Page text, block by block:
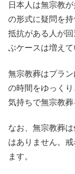
日本人は無宗教
の形式に疑問を
抵抗がある人が
ぶケースは増えて
無宗教葬はプラ
の時間をゆっく
気持ちで無宗教葬
なお、無宗教葬
はありません。
ます。